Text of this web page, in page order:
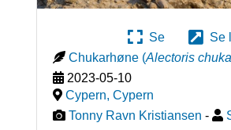
Se
Se
Chukarhøne (Alectoris
2023-05-10
Cypern, Cypern
Tonny Ravn Kristiansen -